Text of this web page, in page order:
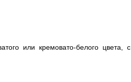
или кремовато-белого цвета, с